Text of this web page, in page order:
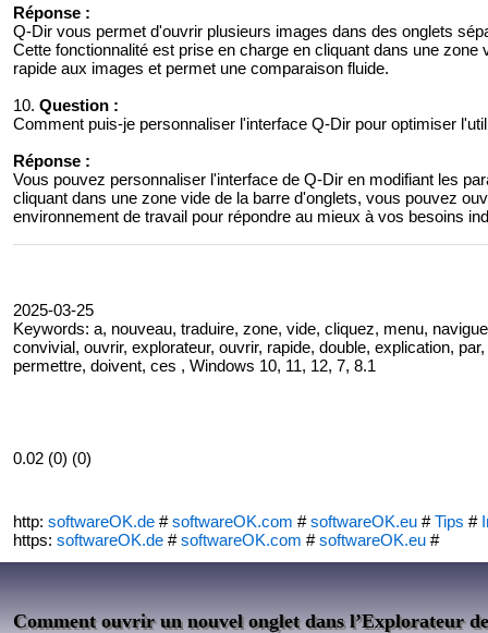
Réponse :
Q-Dir vous permet d'ouvrir plusieurs images dans des onglets
Cette fonctionnalité est prise en charge en cliquant dans une
rapide aux images et permet une comparaison fluide.
10. Question :
Comment puis-je personnaliser l'interface Q-Dir pour optimiser
Réponse :
Vous pouvez personnaliser l'interface de Q-Dir en modifiant les
cliquant dans une zone vide de la barre d'onglets, vous pouvez
environnement de travail pour répondre au mieux à vos besoins
2025-03-25
Keywords: a, nouveau, traduire, zone, vide, cliquez, menu,
convivial, ouvrir, explorateur, ouvrir, rapide, double, explication,
permettre, doivent, ces , Windows 10, 11, 12, 7, 8.1
0.02 (0) (0)
http: softwareOK.de #softwareOK.com #softwareOK.eu #Tips #
https: softwareOK.de #softwareOK.com #softwareOK.eu #
Comment ouvrir un nouvel onglet dans l’Explorateur